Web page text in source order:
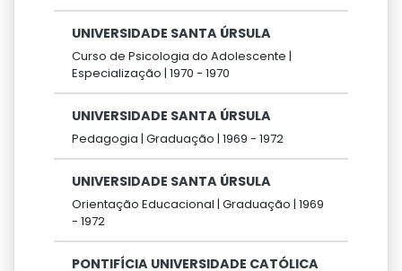
UNIVERSIDADE SANTA ÚRSULA
Curso de Psicologia do Adolescente |
Especialização | 1970 - 1970
UNIVERSIDADE SANTA ÚRSULA
Pedagogia | Graduação | 1969 - 1972
UNIVERSIDADE SANTA ÚRSULA
Orientação Educacional | Graduação | 1969
- 1972
PONTIFÍCIA UNIVERSIDADE CATÓLICA